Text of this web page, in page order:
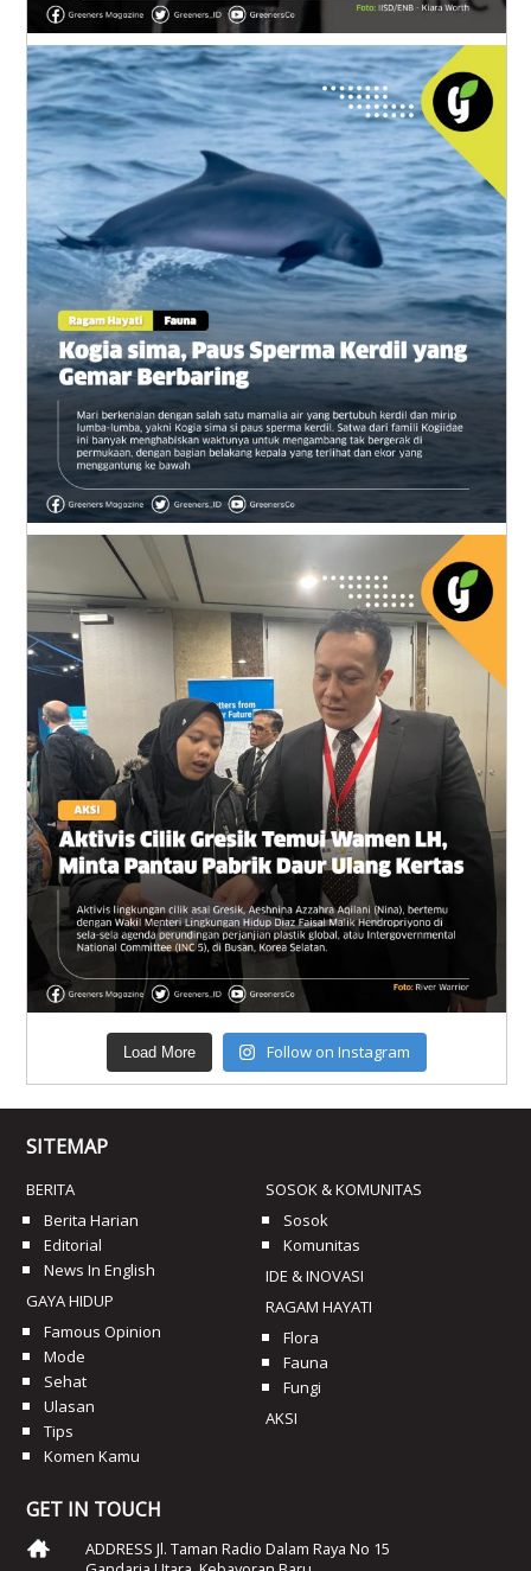
Load More Follow on Instagram
SITEMAP
BERITA
Berita Harian
Editorial
News In English
GAYA HIDUP
Famous Opinion
Mode
Sehat
Ulasan
Tips
Komen Kamu
SOSOK & KOMUNITAS
Sosok
Komunitas
IDE & INOVASI
RAGAM HAYATI
Flora
Fauna
Fungi
AKSI
GET IN TOUCH
ADDRESS Jl. Taman Radio Dalam Raya No 15